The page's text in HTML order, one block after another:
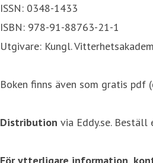
ISSN: 0348-1433
ISBN: 978-91-88763-21-1
Utgivare: Kungl.
Boken finns även som gratis pdf
Distribution via Eddy.se.
För ytterligare information,